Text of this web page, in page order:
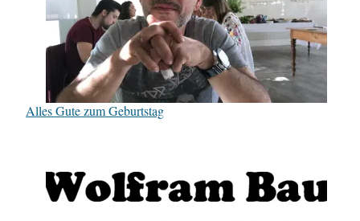
Alles Gute zum Geburtstag